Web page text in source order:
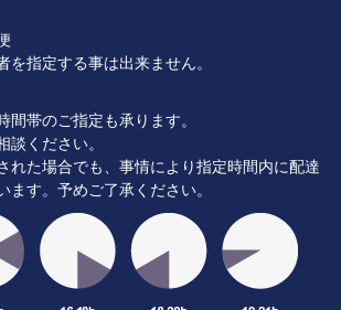
を指定する事は出来ません。
間帯のご指定も承ります。
談ください。
れた場合でも、事情により指定時間内に配達
ます。予めご了承ください。